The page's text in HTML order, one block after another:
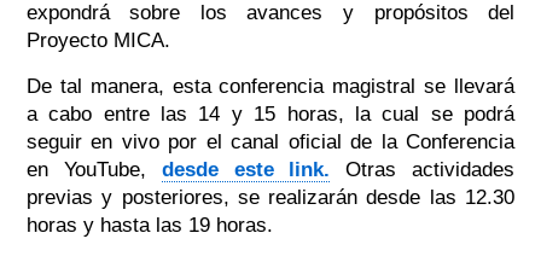
expondrá sobre los avances y propósitos del
Proyecto MICA.
De tal manera, esta conferencia magistral se llevará
a cabo entre las 14 y 15 horas, la cual se podrá
seguir en vivo por el canal oficial de la Conferencia
en YouTube, desde este link. Otras actividades
previas y posteriores, se realizarán desde las 12.30
horas y hasta las 19 horas.